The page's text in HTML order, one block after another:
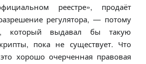
реестре», продаёт
регулятора, — потому
который выдавал бы такую
пока не существует. Что
хорошо очерченная правовая